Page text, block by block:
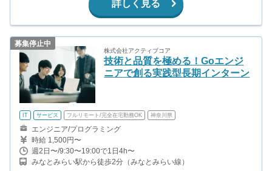
詳しく見る
募集停止中
株式会社アクティブコア
技術と品質を極める！Goエンジ
ニアで創る実践型長期インターン
IT サービス フルリモート/完全在宅勤務OK 神奈川県
エンジニア/プログラミング
時給 1,500円〜
週2日〜/9:30〜19:00で1日4h〜
みなとみらい駅から徒歩2分（みなとみらい線）